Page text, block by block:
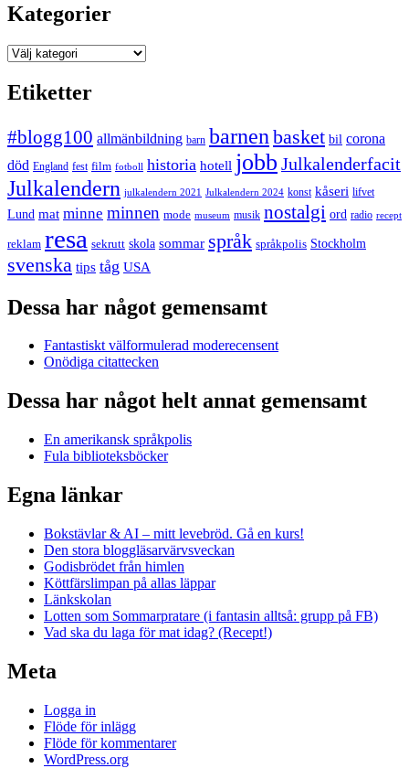
Kategorier
Kategorier
Etiketter
#blogg100 allmänbildning barn barnen basket bil corona
död England fest film fotboll historia hotell jobb Julkalenderfacit
Julkalendern julkalendern 2021 Julkalendern 2024 konst kåseri lifvet
Lund mat minne minnen mode museum musik nostalgi ord radio recept
reklam resa sekrutt skola sommar språk språkpolis Stockholm
svenska tips tåg USA
Dessa har något gemensamt
Fantastiskt välformulerad moderecensent
Onödiga citattecken
Dessa har något helt annat gemensamt
En amerikansk språkpolis
Fula biblioteksböcker
Egna länkar
Bokstävlar & AI – mitt levebröd. Gå en kurs!
Den stora bloggläsarvärvsveckan
Godisbrödet från himlen
Köttfärslimpan på allas läppar
Länkskolan
Lotten som Sommarpratare (i fantasin alltså: grupp på FB)
Vad ska du laga för mat idag? (Recept!)
Meta
Logga in
Flöde för inlägg
Flöde för kommentarer
WordPress.org